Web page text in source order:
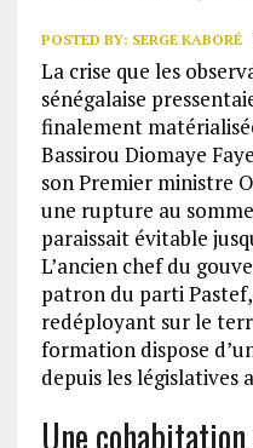
POSTED BY: SERGE KABORÉ
La crise que les
sénégalaise
finalement
Bassirou Diomaye
son Premier ministre
une rupture au
paraissait évitable
L’ancien chef du
patron du parti
redéployant sur le
formation dispose
depuis les législatives
Une